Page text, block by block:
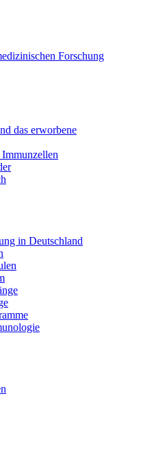
Forschung
das erworbene
in Deutschland